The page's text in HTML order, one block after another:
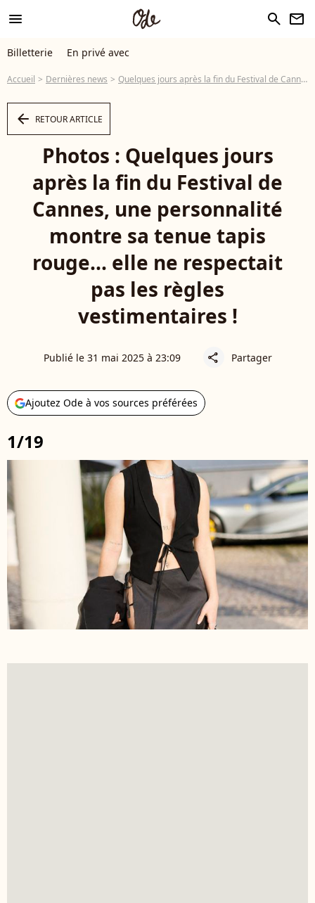
menu search newsletter
Billetterie En privé avec
Accueil Dernières news Quelques jours après la fin du Festival de Cannes, une personnalité montre sa tenue tapis rouge... elle ne respectait pas les règles vestimentaires !
arrow_left RETOUR ARTICLE
Photos : Quelques jours
après la fin du Festival de
Cannes, une personnalité
montre sa tenue tapis
rouge... elle ne respectait
pas les règles
vestimentaires !
Publié le 31 mai 2025 à 23:09 share Partager
Ajoutez Ode à vos sources préférées
1/19